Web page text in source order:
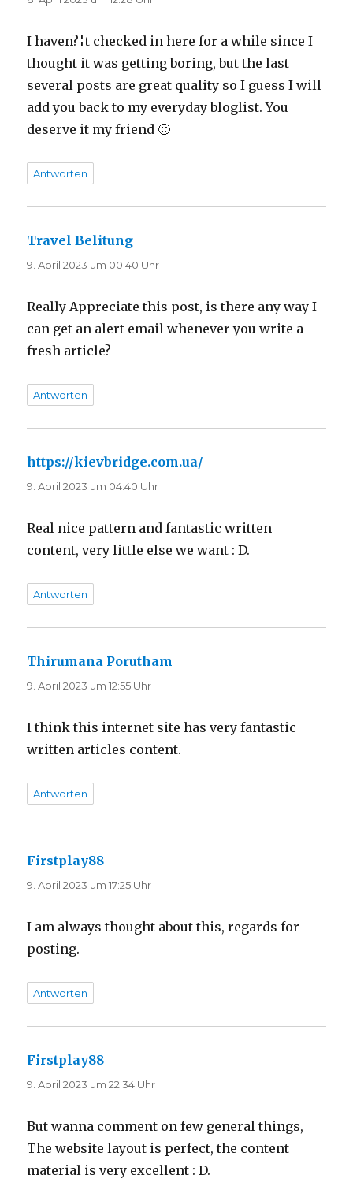
I haven?¦t checked in here for a while since I
thought it was getting boring, but the last
several posts are great quality so I guess I will
add you back to my everyday bloglist. You
deserve it my friend 🙂
Antworten
Travel Belitung
9. April 2023 um 00:40 Uhr
Really Appreciate this post, is there any way I
can get an alert email whenever you write a
fresh article?
Antworten
https://kievbridge.com.ua/
9. April 2023 um 04:40 Uhr
Real nice pattern and fantastic written
content, very little else we want : D.
Antworten
Thirumana Porutham
9. April 2023 um 12:55 Uhr
I think this internet site has very fantastic
written articles content.
Antworten
Firstplay88
9. April 2023 um 17:25 Uhr
I am always thought about this, regards for
posting.
Antworten
Firstplay88
9. April 2023 um 22:34 Uhr
But wanna comment on few general things,
The website layout is perfect, the content
material is very excellent : D.